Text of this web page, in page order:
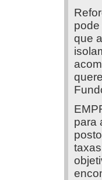
pode
que
para